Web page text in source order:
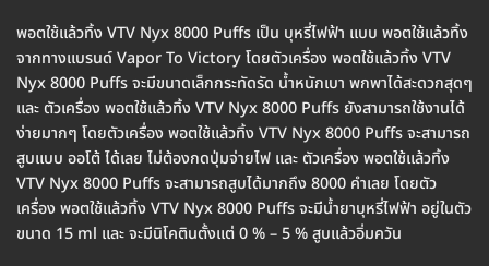
พอตใช้แล้วทิ้ง VTV Nyx 8000 Puffs เป็น บุหรี่ไฟฟ้า แบบ พอตใช้แล้วทิ้ง
จากทางแบรนด์ Vapor To Victory โดยตัวเครื่อง พอตใช้แล้วทิ้ง VTV
Nyx 8000 Puffs จะมีขนาดเล็กกระทัดรัด น้ำหนักเบา พกพาได้สะดวกสุดๆ
และ ตัวเครื่อง พอตใช้แล้วทิ้ง VTV Nyx 8000 Puffs ยังสามารถใช้งานได้
ง่ายมากๆ โดยตัวเครื่อง พอตใช้แล้วทิ้ง VTV Nyx 8000 Puffs จะสามารถ
สูบแบบ ออโต้ ได้เลย ไม่ต้องกดปุ่มจ่ายไฟ และ ตัวเครื่อง พอตใช้แล้วทิ้ง
VTV Nyx 8000 Puffs จะสามารถสูบได้มากถึง 8000 คำเลย โดยตัว
เครื่อง พอตใช้แล้วทิ้ง VTV Nyx 8000 Puffs จะมีน้ำยาบุหรี่ไฟฟ้า อยู่ในตัว
ขนาด 15 ml และ จะมีนิโคตินตั้งแต่ 0 % – 5 % สูบแล้วอิ่มควัน